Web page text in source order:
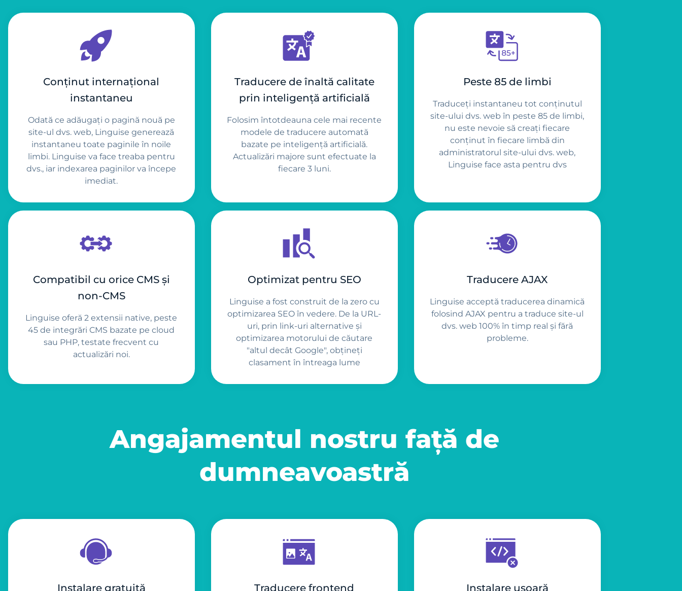
Conținut internațional
instantaneu
Odată ce adăugați o pagină nouă pe
site-ul dvs. web, Linguise generează
instantaneu toate paginile în noile
limbi. Linguise va face treaba pentru
dvs., iar indexarea paginilor va începe
imediat.
Traducere de înaltă calitate
prin inteligență artificială
Folosim întotdeauna cele mai recente
modele de traducere automată
bazate pe inteligență artificială.
Actualizări majore sunt efectuate la
fiecare 3 luni.
Peste 85 de limbi
Traduceți instantaneu tot conținutul
site-ului dvs. web în peste 85 de limbi,
nu este nevoie să creați fiecare
conținut în fiecare limbă din
administratorul site-ului dvs. web,
Linguise face asta pentru dvs
Compatibil cu orice CMS și
non-CMS
Linguise oferă 2 extensii native, peste
45 de integrări CMS bazate pe cloud
sau PHP, testate frecvent cu
actualizări noi.
Optimizat pentru SEO
Linguise a fost construit de la zero cu
optimizarea SEO în vedere. De la URL-
uri, prin link-uri alternative și
optimizarea motorului de căutare
"altul decât Google", obțineți
clasament în întreaga lume
Traducere AJAX
Linguise acceptă traducerea dinamică
folosind AJAX pentru a traduce site-ul
dvs. web 100% în timp real și fără
probleme.
Angajamentul nostru față de
dumneavoastră
Instalare gratuită Traducere frontend Instalare ușoară